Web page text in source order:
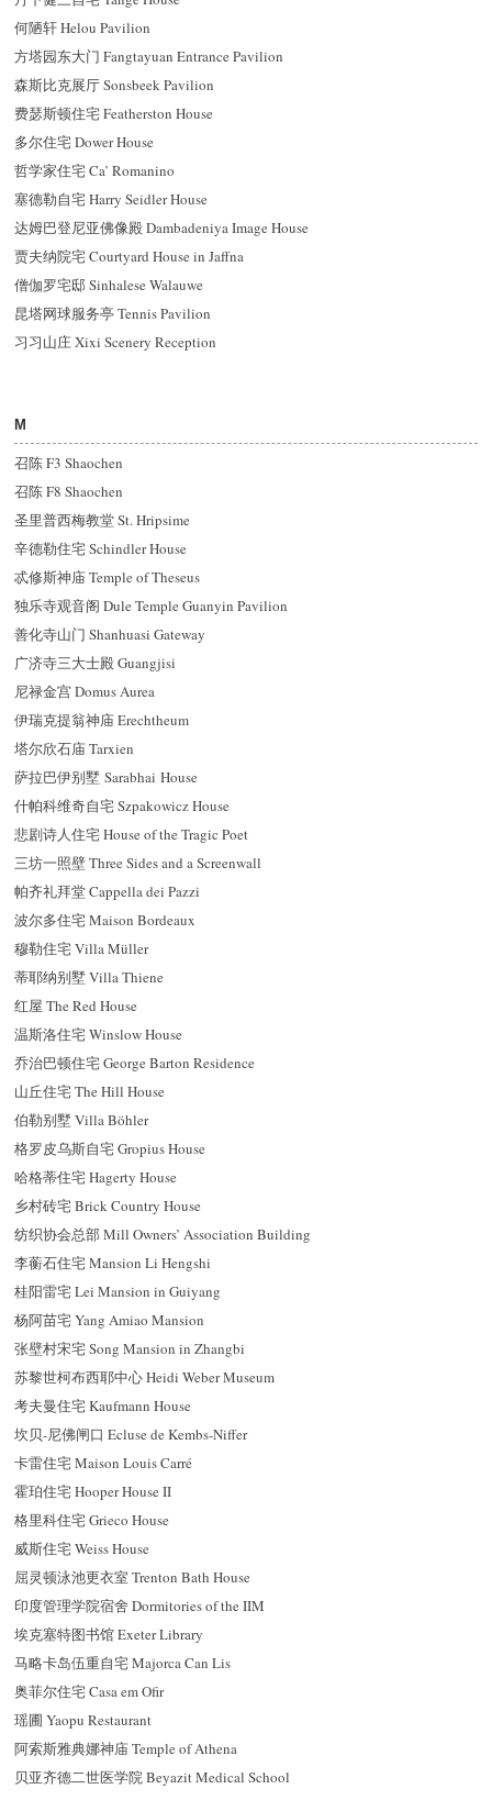
何陋轩 Helou Pavilion
方塔园东大门 Fangtayuan Entrance Pavilion
森斯比克展厅 Sonsbeek Pavilion
费瑟斯顿住宅 Featherston House
多尔住宅 Dower House
哲学家住宅 Ca’ Romanino
塞德勒自宅 Harry Seidler House
达姆巴登尼亚佛像殿 Dambadeniya Image House
贾夫纳院宅 Courtyard House in Jaffna
僧伽罗宅邸 Sinhalese Walauwe
昆塔网球服务亭 Tennis Pavilion
习习山庄 Xixi Scenery Reception
M
召陈 F3 Shaochen
召陈 F8 Shaochen
圣里普西梅教堂 St. Hripsime
辛德勒住宅 Schindler House
忒修斯神庙 Temple of Theseus
独乐寺观音阁 Dule Temple Guanyin Pavilion
善化寺山门 Shanhuasi Gateway
广济寺三大士殿 Guangjisi
尼禄金宫 Domus Aurea
伊瑞克提翁神庙 Erechtheum
塔尔欣石庙 Tarxien
萨拉巴伊别墅 Sarabhai House
什帕科维奇自宅 Szpakowicz House
悲剧诗人住宅 House of the Tragic Poet
三坊一照壁 Three Sides and a Screenwall
帕齐礼拜堂 Cappella dei Pazzi
波尔多住宅 Maison Bordeaux
穆勒住宅 Villa Müller
蒂耶纳别墅 Villa Thiene
红屋 The Red House
温斯洛住宅 Winslow House
乔治巴顿住宅 George Barton Residence
山丘住宅 The Hill House
伯勒别墅 Villa Böhler
格罗皮乌斯自宅 Gropius House
哈格蒂住宅 Hagerty House
乡村砖宅 Brick Country House
纺织协会总部 Mill Owners’ Association Building
李蘅石住宅 Mansion Li Hengshi
桂阳雷宅 Lei Mansion in Guiyang
杨阿苗宅 Yang Amiao Mansion
张壁村宋宅 Song Mansion in Zhangbi
苏黎世柯布西耶中心 Heidi Weber Museum
考夫曼住宅 Kaufmann House
坎贝-尼佛闸口 Ecluse de Kembs-Niffer
卡雷住宅 Maison Louis Carré
霍珀住宅 Hooper House II
格里科住宅 Grieco House
威斯住宅 Weiss House
屈灵顿泳池更衣室 Trenton Bath House
印度管理学院宿舍 Dormitories of the IIM
埃克塞特图书馆 Exeter Library
马略卡岛伍重自宅 Majorca Can Lis
奥菲尔住宅 Casa em Ofir
瑶圃 Yaopu Restaurant
阿索斯雅典娜神庙 Temple of Athena
贝亚齐德二世医学院 Beyazit Medical School